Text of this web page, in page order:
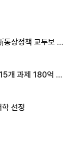
상정책 교두보 활
개 과제 180억 지
선정